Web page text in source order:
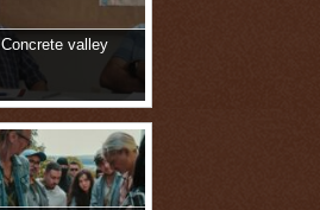
Concrete valley